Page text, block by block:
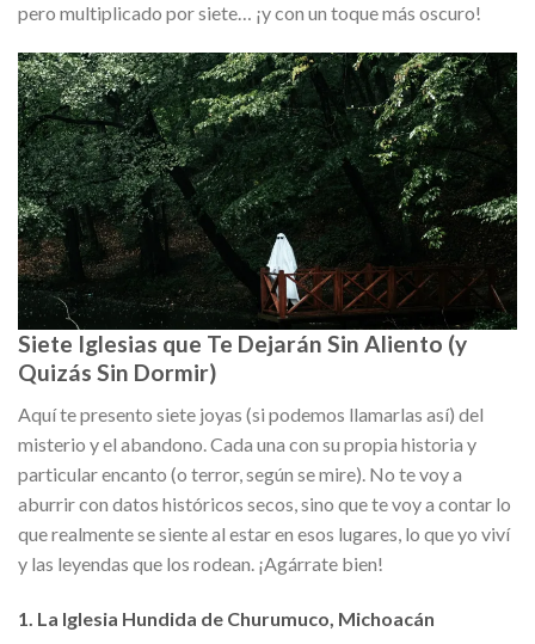
pero multiplicado por siete… ¡y con un toque más oscuro!
Siete Iglesias que Te Dejarán Sin Aliento (y
Quizás Sin Dormir)
Aquí te presento siete joyas (si podemos llamarlas así) del
misterio y el abandono. Cada una con su propia historia y
particular encanto (o terror, según se mire). No te voy a
aburrir con datos históricos secos, sino que te voy a contar lo
que realmente se siente al estar en esos lugares, lo que yo viví
y las leyendas que los rodean. ¡Agárrate bien!
1. La Iglesia Hundida de Churumuco, Michoacán